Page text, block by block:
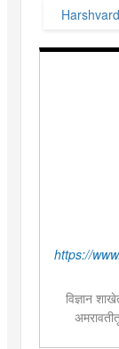
https://
विज्ञान